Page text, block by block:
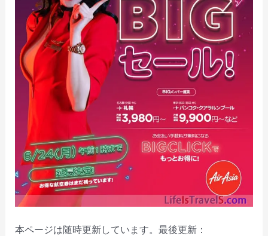
本ページは随時更新しています。最後更新：